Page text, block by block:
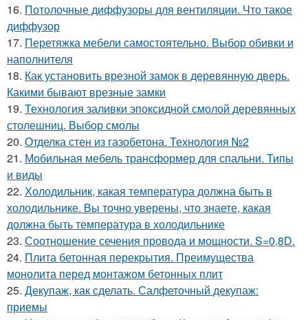
16. Потолочные диффузоры для вентиляции. Что такое
диффузор
17. Перетяжка мебели самостоятельно. Выбор обивки и
наполнителя
18. Как установить врезной замок в деревянную дверь.
Какими бывают врезные замки
19. Технология заливки эпоксидной смолой деревянных
столешниц. Выбор смолы
20. Отделка стен из газобетона. Технология №2
21. Мобильная мебель трансформер для спальни. Типы
и виды
22. Холодильник, какая температура должна быть в
холодильнике. Вы точно уверены, что знаете, какая
должна быть температура в холодильнике
23. Соотношение сечения провода и мощности. S=0,8D.
24. Плита бетонная перекрытия. Преимущества
монолита перед монтажом бетонных плит
25. Декупаж, как сделать. Салфеточный декупаж:
приемы